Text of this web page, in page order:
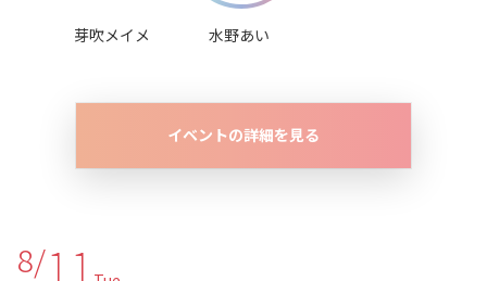
芽吹メイメ 水野あい
イベントの詳細を見る
8/11